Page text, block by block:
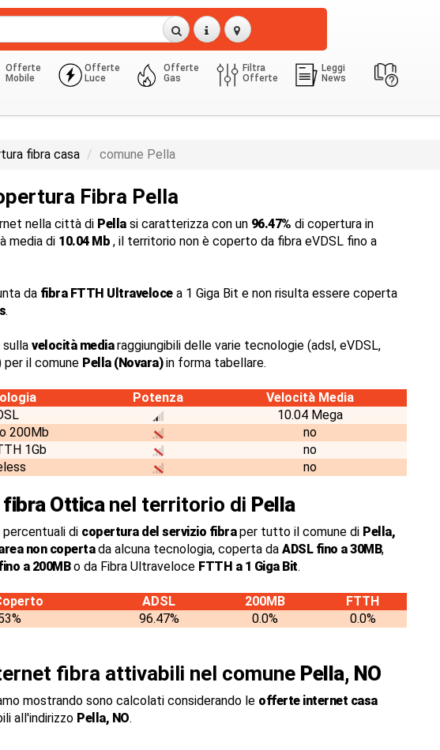
Offerte
Mobile
Offerte
Luce
Offerte
Gas
Filtra
Offerte
Leggi
News
fibra casa comune Pella
Fibra Pella
nella città di Pellasi caratterizza con un 96.47% di copertura in
media di 10.04 Mb , il territorio non è coperto da fibra eVDSL fino a
da fibra FTTH Ultravelocea 1 Giga Bit e non risulta essere coperta
.
sulla velocità mediaraggiungibili delle varie tecnologie (adsl, eVDSL,
per il comune Pella (Novara)in forma tabellare.
Potenza
Velocità Media
10.04 Mega
200Mb
no
1Gb
no
no
fibra Otticanel territorio di Pella
di copertura del servizio fibraper tutto il comune di Pella,
non copertada alcuna tecnologia, coperta da ADSL fino a 30MB,
a 200MBo da Fibra Ultraveloce FTTH a 1 Giga Bit.
ADSL 200MB
FTTH
96.47% 0.0% 0.0%
fibra attivabili nel comune Pella, NO
mostrando sono calcolati considerando le offerte internet casa
all'indirizzo Pella, NO.